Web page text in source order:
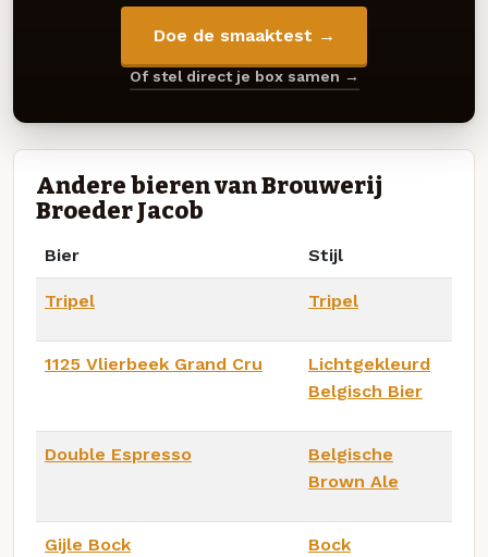
Doe de smaaktest →
Of stel direct je box samen →
Andere bieren van Brouwerij
Broeder Jacob
Bier Stijl
Tripel Tripel
1125 Vlierbeek Grand Cru
Lichtgekleurd
Belgisch Bier
Double Espresso
Belgische
Brown Ale
Gijle Bock Bock